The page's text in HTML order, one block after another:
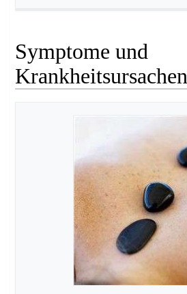
Symptome und
Krankheitsursachen